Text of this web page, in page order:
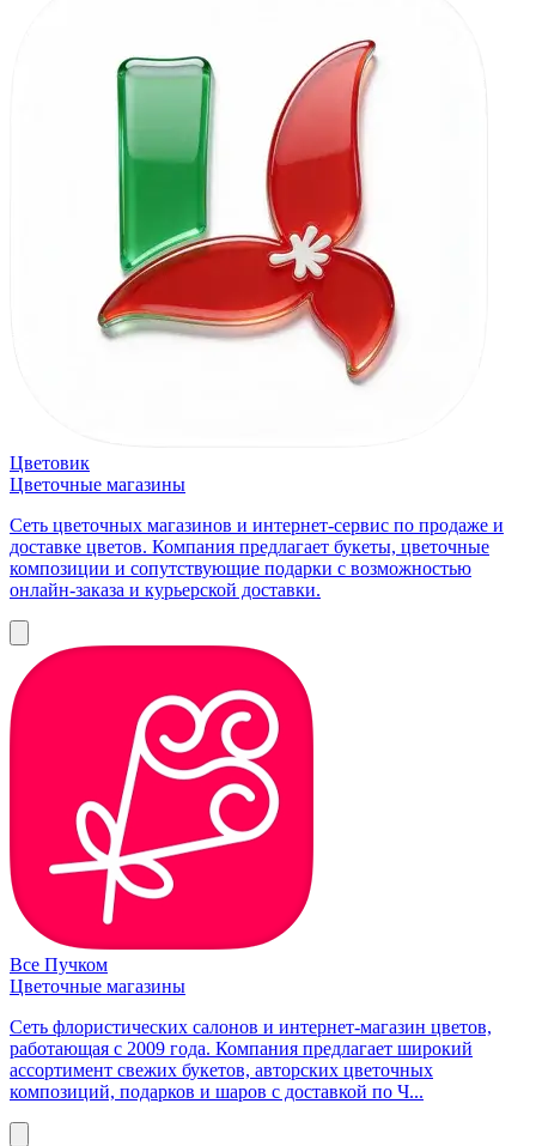
Цветовик
Цветочные магазины
Сеть цветочных магазинов и интернет-сервис по продаже и
доставке цветов. Компания предлагает букеты, цветочные
композиции и сопутствующие подарки с возможностью
онлайн-заказа и курьерской доставки.
Все Пучком
Цветочные магазины
Сеть флористических салонов и интернет-магазин цветов,
работающая с 2009 года. Компания предлагает широкий
ассортимент свежих букетов, авторских цветочных
композиций, подарков и шаров с доставкой по Ч...